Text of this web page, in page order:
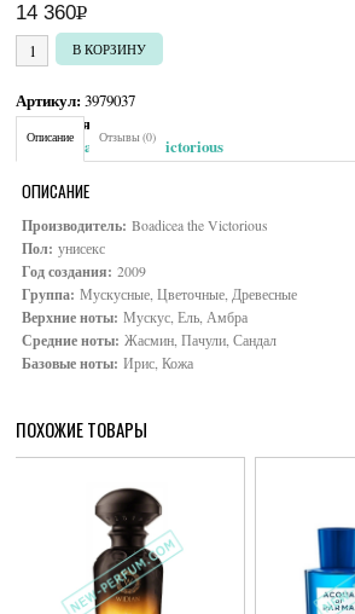
14 360Р
УБ.
Количество товара Boadicea the Victorious Seductive
В КОРЗИНУ
Артикул:3979037
Категория:
Brand:Boadicea the Victorious
Описание Отзывы (0)
ОПИСАНИЕ
Производитель: Boadicea the Victorious
Пол: унисекс
Год создания: 2009
Группа: Мускусные, Цветочные, Древесные
Верхние ноты: Мускус, Ель, Амбра
Средние ноты: Жасмин, Пачули, Сандал
Базовые ноты: Ирис, Кожа
ПОХОЖИЕ ТОВАРЫ